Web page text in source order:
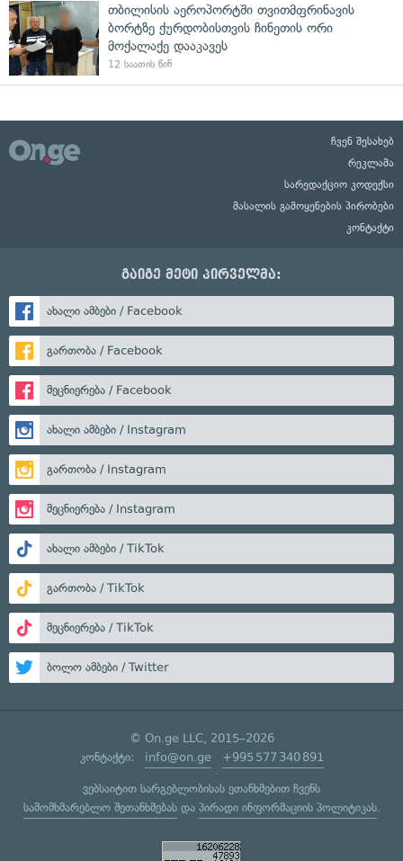
თბილისის აეროპორტში თვითმფრინავის
ბორტზე ქურდობისთვის ჩინეთის ორი
მოქალაქე დააკავეს
12 საათის წინ
ჩვენ შესახებ
რეკლამა
სარედაქციო კოდექსი
მასალის გამოყენების პირობები
კონტაქტი
გაიგე მეტი პირველმა:
ახალი ამბები / Facebook
გართობა / Facebook
მეცნიერება / Facebook
ახალი ამბები / Instagram
გართობა / Instagram
მეცნიერება / Instagram
ახალი ამბები / TikTok
გართობა / TikTok
მეცნიერება / TikTok
ბოლო ამბები / Twitter
© On.ge LLC, 2015–2026
კონტაქტი: info@on.ge +995 577 340 891
ვებსაიტით სარგებლობისას ეთანხმებით ჩვენს
სამომხმარებლო შეთანხმებასდა პირადი ინფორმაციის პოლიტიკას.